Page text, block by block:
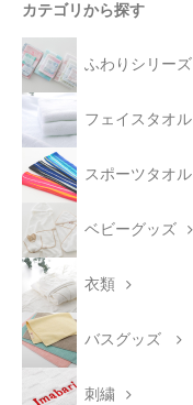
カテゴリから探す
ふわりシリーズ
フェイスタオル
スポーツタオル
ベビーグッズ
衣類
バスグッズ
刺繍